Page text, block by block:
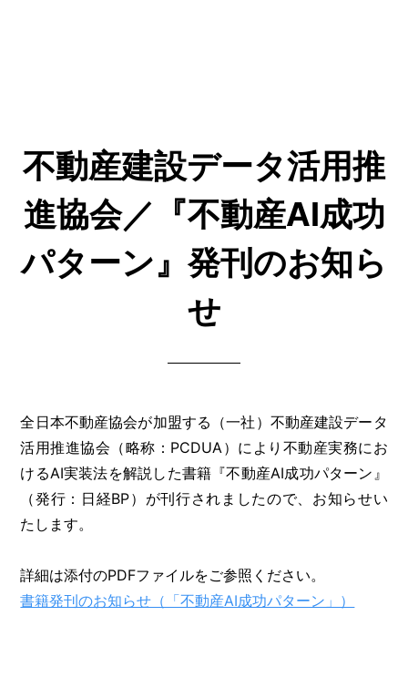
不動産建設データ活用推
進協会／『不動産AI成功
パターン』発刊のお知ら
せ
全日本不動産協会が加盟する（一社）不動産建設データ
活用推進協会（略称：PCDUA）により不動産実務にお
けるAI実装法を解説した書籍『不動産AI成功パターン』
（発行：日経BP）が刊行されましたので、お知らせい
たします。
詳細は添付のPDFファイルをご参照ください。
書籍発刊のお知らせ（「不動産AI成功パターン」）